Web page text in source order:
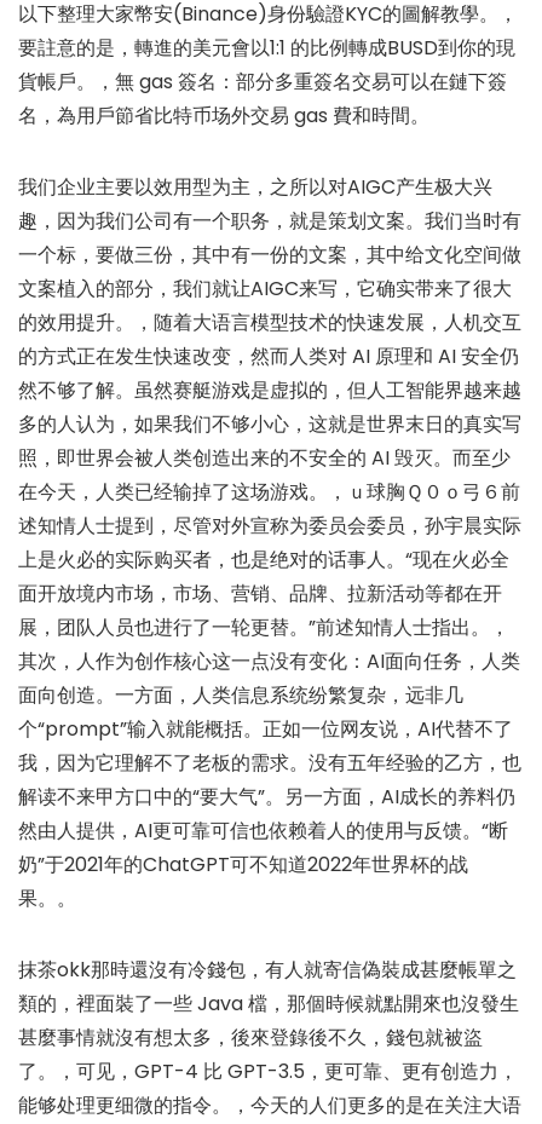
以下整理大家幣安(Binance)身份驗證KYC的圖解教學。，
要註意的是，轉進的美元會以1:1 的比例轉成BUSD到你的現
貨帳戶。，無 gas 簽名：部分多重簽名交易可以在鏈下簽
名，為用戶節省比特币场外交易 gas 費和時間。
我们企业主要以效用型为主，之所以对AIGC产生极大兴
趣，因为我们公司有一个职务，就是策划文案。我们当时有
一个标，要做三份，其中有一份的文案，其中给文化空间做
文案植入的部分，我们就让AIGC来写，它确实带来了很大
的效用提升。，随着大语言模型技术的快速发展，人机交互
的方式正在发生快速改变，然而人类对 AI 原理和 AI 安全仍
然不够了解。虽然赛艇游戏是虚拟的，但人工智能界越来越
多的人认为，如果我们不够小心，这就是世界末日的真实写
照，即世界会被人类创造出来的不安全的 AI 毁灭。而至少
在今天，人类已经输掉了这场游戏。，ｕ球胸Ｑ０ｏ弓６前
述知情人士提到，尽管对外宣称为委员会委员，孙宇晨实际
上是火必的实际购买者，也是绝对的话事人。“现在火必全
面开放境内市场，市场、营销、品牌、拉新活动等都在开
展，团队人员也进行了一轮更替。”前述知情人士指出。，
其次，人作为创作核心这一点没有变化：AI面向任务，人类
面向创造。一方面，人类信息系统纷繁复杂，远非几
个“prompt”输入就能概括。正如一位网友说，AI代替不了
我，因为它理解不了老板的需求。没有五年经验的乙方，也
解读不来甲方口中的“要大气”。另一方面，AI成长的养料仍
然由人提供，AI更可靠可信也依赖着人的使用与反馈。“断
奶”于2021年的ChatGPT可不知道2022年世界杯的战
果。。
抹茶okk那時還沒有冷錢包，有人就寄信偽裝成甚麼帳單之
類的，裡面裝了一些 Java 檔，那個時候就點開來也沒發生
甚麼事情就沒有想太多，後來登錄後不久，錢包就被盜
了。，可见，GPT-4 比 GPT-3.5，更可靠、更有创造力，
能够处理更细微的指令。，今天的人们更多的是在关注大语